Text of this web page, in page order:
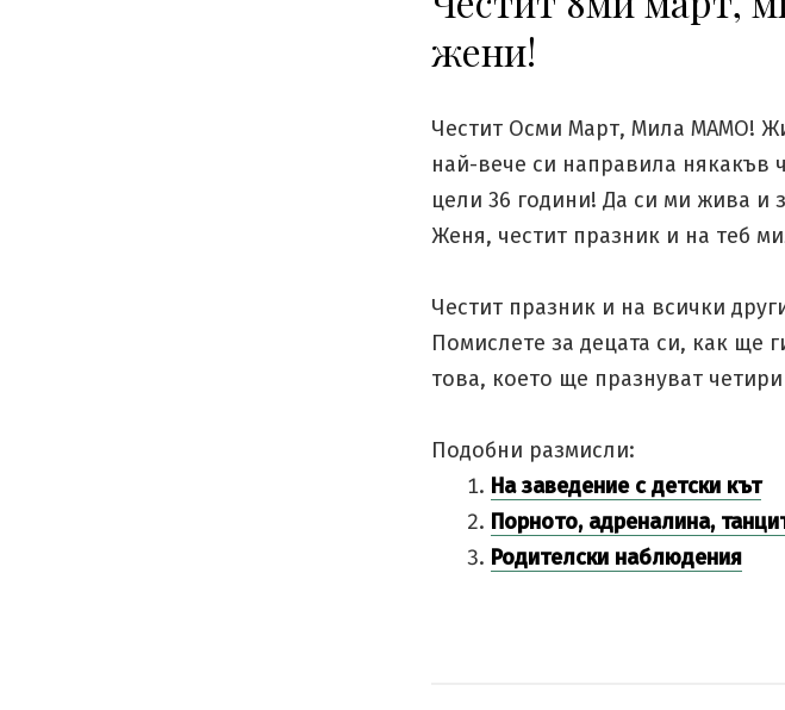
жени!
Честит Осми Март, Мила МАМО!
най-вече си направила някакъв
цели 36 години! Да си ми жива и
Женя, честит празник и на теб
Честит празник и на всички
Помислете за децата си, как ще
това, което ще празнуват
Подобни размисли:
На заведение с детски кът
Порното, адреналина,
Родителски наблюдения